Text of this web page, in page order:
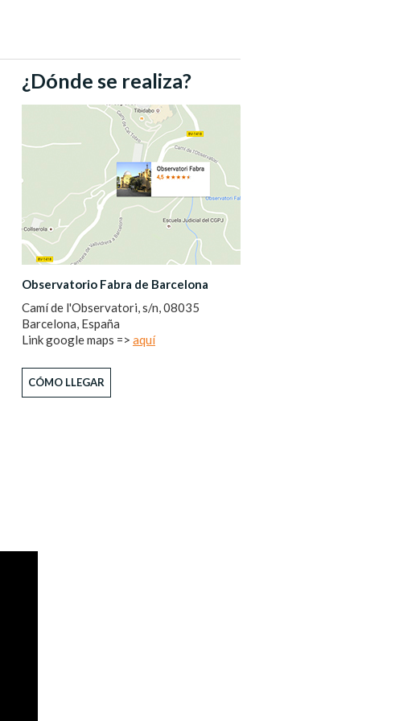
¿Dónde se realiza?
Observatorio Fabra de Barcelona
Camí de l'Observatori, s/n, 08035
Barcelona, España
Link google maps => aquí
CÓMO LLEGAR